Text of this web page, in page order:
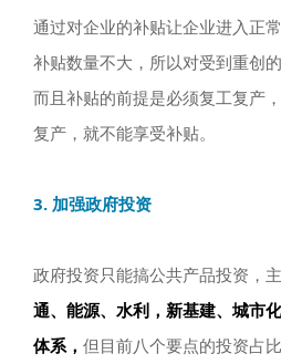
通过对企业的补贴让企业进入正
补贴数量不大，所以对受到重创
而且补贴的前提是必须复工复产
复产，就不能享受补贴。
3. 加强政府投资
政府投资只能搞公共产品投资，
通、能源、水利，新基建、城市
体系， 但目前八个要点的投资占